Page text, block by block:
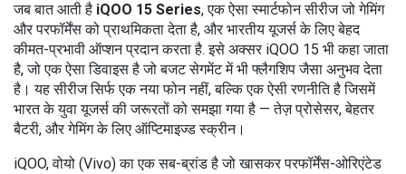
जब बात आती है iQOO 15 Series,एक ऐसा स्मार्टफोन सीरीज जो गेमिंग
और परफॉर्मेंस को प्राथमिकता देता है, और भारतीय यूजर्स के लिए बेहद
कीमत-प्रभावी ऑप्शन प्रदान करता है. इसे अक्सर iQOO 15 भी कहा जाता
है, जो एक ऐसा डिवाइस है जो बजट सेगमेंट में भी फ्लैगशिप जैसा अनुभव देता
है। यह सीरीज सिर्फ एक नया फोन नहीं, बल्कि एक ऐसी रणनीति है जिसमें
भारत के युवा यूजर्स की जरूरतों को समझा गया है — तेज़ प्रोसेसर, बेहतर
बैटरी, और गेमिंग के लिए ऑप्टिमाइज्ड स्क्रीन।
iQOO,वोयो (Vivo) का एक सब-ब्रांड है जो खासकर परफॉर्मेंस-ओरिएंटेड